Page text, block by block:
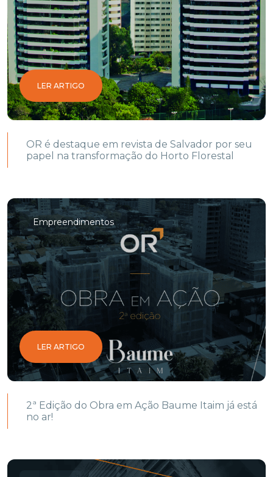
LER ARTIGO
OR é destaque em revista de Salvador por seu
papel na transformação do Horto Florestal
Empreendimentos
LER ARTIGO
2ª Edição do Obra em Ação Baume Itaim já está
no ar!